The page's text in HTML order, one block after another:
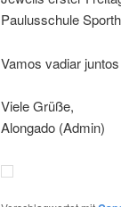
Paulusschule
Vamos vadiar
Viele Grüße,
Alongado (Admin)